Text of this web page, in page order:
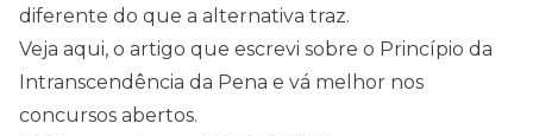
diferente do que a alternativa traz.
Veja aqui, o artigo que escrevi sobre o Princípio da
Intranscendência da Pena e vá melhor nos
concursos abertos.